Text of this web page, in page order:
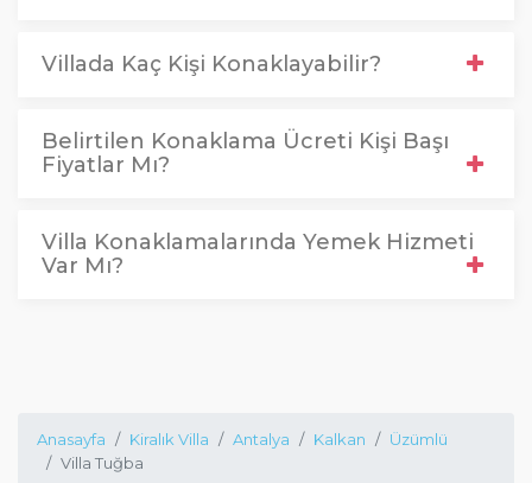
Villada Kaç Kişi Konaklayabilir?
Belirtilen Konaklama Ücreti Kişi Başı
Fiyatlar Mı?
Villa Konaklamalarında Yemek Hizmeti
Var Mı?
Anasayfa Kiralık Villa Antalya Kalkan
Üzümlü
Villa Tuğba